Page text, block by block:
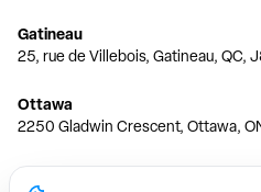
Gatineau
25, rue de Villebois, Gatineau, QC,
Ottawa
2250 Gladwin Crescent, Ottawa,
Toronto